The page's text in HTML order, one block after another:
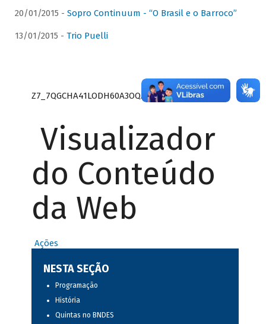
20/01/2015 - Sopro Continuum - “O Brasil e o Barroco”
13/01/2015 - Trio Puelli
Z7_7QGCHA41LODH60A3OQA8RN1415
Visualizador
do Conteúdo
da Web
Ações
NESTA SEÇÃO
Programação
História
Quintas no BNDES